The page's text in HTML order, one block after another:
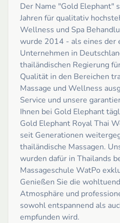
Der Name "Gold Elephant"
Jahren für qualitativ
Wellness und Spa
wurde 2014 - als eines der
Unternehmen in
thailändischen Regierung
Qualität in den Bereichen
Massage und Wellness
Service und unsere
Ihnen bei Gold Elephant
Gold Elephant Royal Thai
seit Generationen
thailändische Massagen.
wurden dafür in Thailands
Massageschule WatPo
Genießen Sie die
Atmosphäre und
sowohl entspannend als
empfunden wird.